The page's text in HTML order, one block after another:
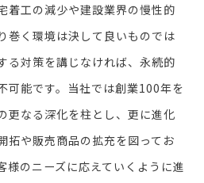
着工の減少や建設業界の慢性的
巻く環境は決して良いものでは
る対策を講じなければ、永続的
可能です。当社では創業100年を
更なる深化を柱とし、更に進化
拓や販売商品の拡充を図ってお
様のニーズに応えていくように進